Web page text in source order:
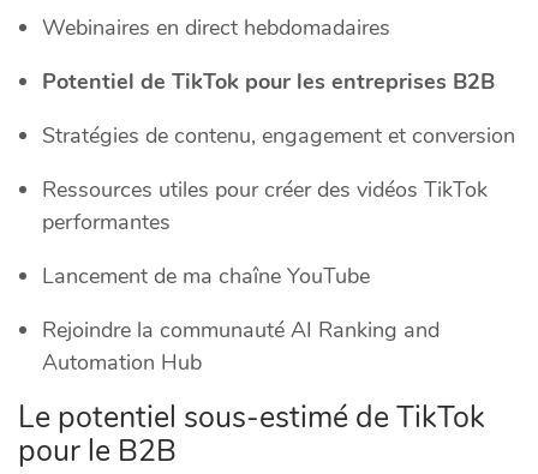
Webinaires en direct hebdomadaires
Potentiel de TikTok pour les entreprises B2B
Stratégies de contenu, engagement et conversion
Ressources utiles pour créer des vidéos TikTok
performantes
Lancement de ma chaîne YouTube
Rejoindre la communauté AI Ranking and
Automation Hub
Le potentiel sous-estimé de TikTok
pour le B2B